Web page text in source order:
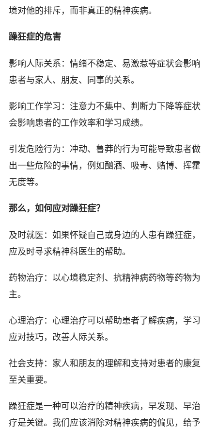
境对他的排斥，而非真正的精神疾病。
躁狂症的危害
影响人际关系：情绪不稳定、易激惹等症状会影响
患者与家人、朋友、同事的关系。
影响工作学习：注意力不集中、判断力下降等症状
会影响患者的工作效率和学习成绩。
引发危险行为：冲动、鲁莽的行为可能导致患者做
出一些危险的事情，例如酗酒、吸毒、赌博、挥霍
无度等。
那么，如何应对躁狂症？
及时就医：如果怀疑自己或身边的人患有躁狂症，
应及时寻求精神科医生的帮助。
药物治疗：以心境稳定剂、抗精神病药物等药物为
主。
心理治疗：心理治疗可以帮助患者了解疾病，学习
应对技巧，改善人际关系。
社会支持：家人和朋友的理解和支持对患者的康复
至关重要。
躁狂症是一种可以治疗的精神疾病，早发现、早治
疗是关键。我们应该消除对精神疾病的偏见，给予